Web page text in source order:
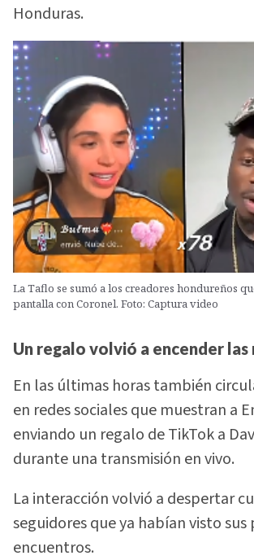
Honduras.
La Taflo se sumó a los creadores hondureños
pantalla con Coronel. Foto: Captura video
Un regalo volvió a encender las
En las últimas horas también
en redes sociales que muestran a
enviando un regalo de TikTok a
durante una transmisión en vivo.
La interacción volvió a despertar
seguidores que ya habían visto
encuentros.